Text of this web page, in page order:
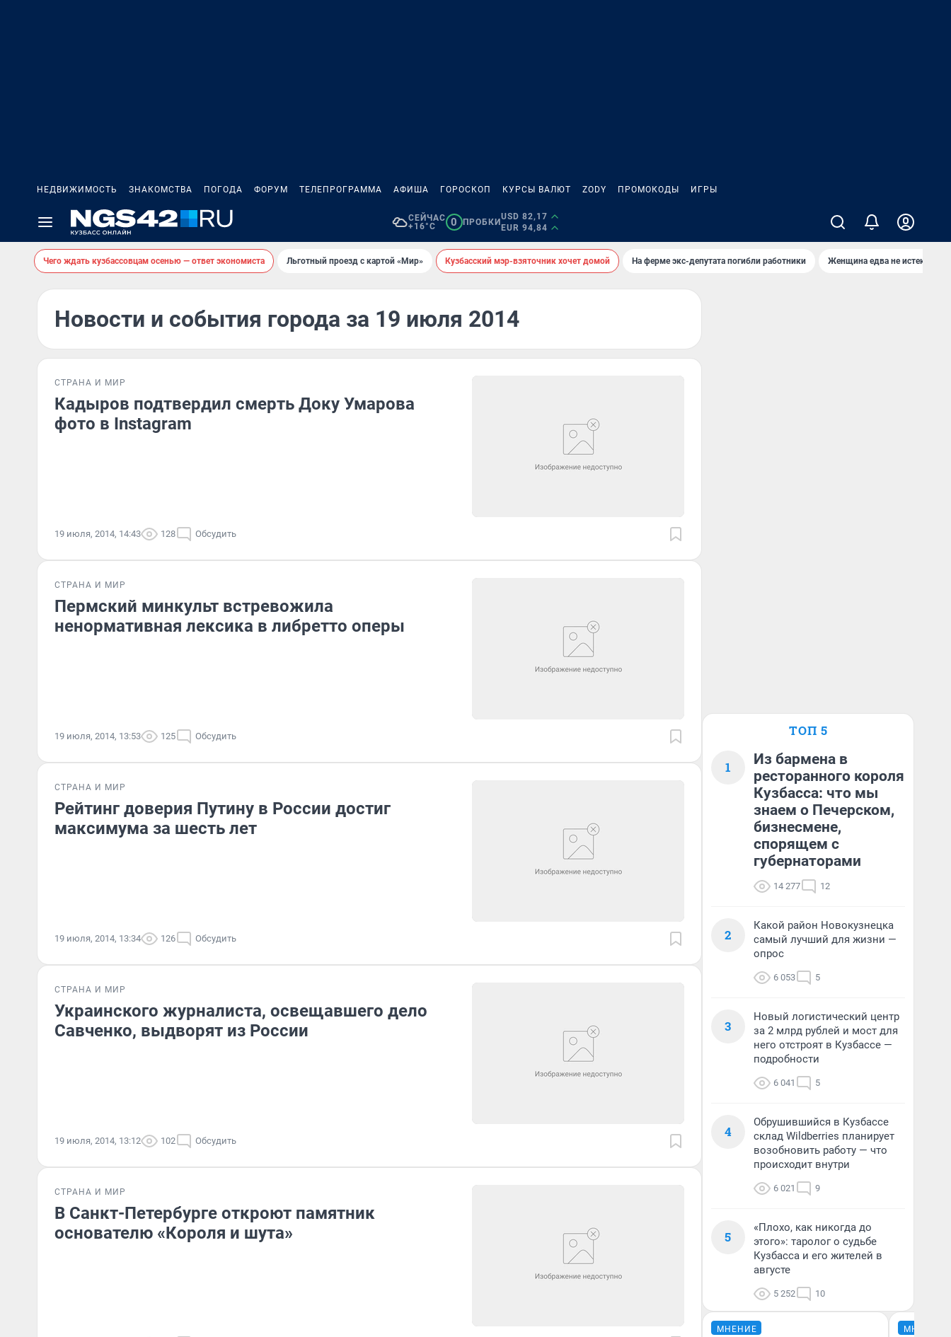
НЕДВИЖИМОСТЬ ЗНАКОМСТВА ПОГОДА ФОРУМ ТЕЛЕПРОГРАММА АФИША ГОРОСКОП КУРСЫ ВАЛЮТ ZODY ПРОМОКОДЫ ИГРЫ
СЕЙЧАС
+16°C
0 ПРОБКИ
USD 82,17
EUR 94,84
Чего ждать кузбассовцам осенью — ответ экономиста Льготный проезд с картой «Мир» Кузбасский мэр-взяточник хочет домой На ферме экс-депутата погибли работники Женщина едва не истекла
Новости и события города за 19 июля 2014
СТРАНА И МИР
Кадыров подтвердил смерть Доку Умарова
фото в Instagram
19 июля, 2014, 14:43 128 Обсудить
СТРАНА И МИР
Пермский минкульт встревожила
ненормативная лексика в либретто оперы
19 июля, 2014, 13:53 125 Обсудить
СТРАНА И МИР
Рейтинг доверия Путину в России достиг
максимума за шесть лет
19 июля, 2014, 13:34 126 Обсудить
СТРАНА И МИР
Украинского журналиста, освещавшего дело
Савченко, выдворят из России
19 июля, 2014, 13:12 102 Обсудить
СТРАНА И МИР
В Санкт-Петербурге откроют памятник
основателю «Короля и шута»
ТОП 5
1
Из бармена в
ресторанного короля
Кузбасса: что мы
знаем о Печерском,
бизнесмене,
спорящем с
губернаторами
14 277 12
2
Какой район Новокузнецка
самый лучший для жизни —
опрос
6 053 5
3
Новый логистический центр
за 2 млрд рублей и мост для
него отстроят в Кузбассе —
подробности
6 041 5
4
Обрушившийся в Кузбассе
склад Wildberries планирует
возобновить работу — что
происходит внутри
6 021 9
5
«Плохо, как никогда до
этого»: таролог о судьбе
Кузбасса и его жителей в
августе
5 252 10
МНЕНИЕ МНЕНИЕ